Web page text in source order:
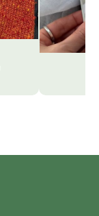
Тёмно-
ост. 1